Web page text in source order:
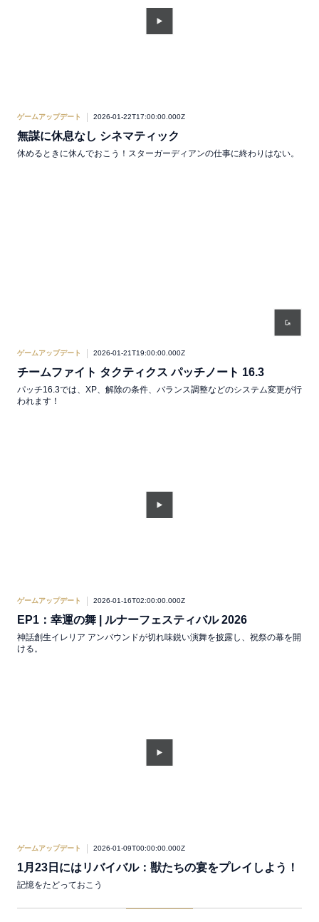
ゲームアップデート 2026-01-22T17:00:00.000Z
無謀に休息なし シネマティック
休めるときに休んでおこう！スターガーディアンの仕事に終わりはない。
ゲームアップデート 2026-01-21T19:00:00.000Z
チームファイト タクティクス パッチノート 16.3
パッチ16.3では、XP、解除の条件、バランス調整などのシステム変更が行
われます！
ゲームアップデート 2026-01-16T02:00:00.000Z
EP1：幸運の舞 | ルナーフェスティバル 2026
神話創生イレリア アンバウンドが切れ味鋭い演舞を披露し、祝祭の幕を開
ける。
ゲームアップデート 2026-01-09T00:00:00.000Z
1月23日にはリバイバル：獣たちの宴をプレイしよう！
記憶をたどっておこう